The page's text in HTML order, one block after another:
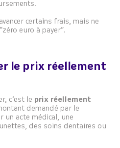
certains frais, mais ne
euro à payer”.
le prix réellement
c’est le prix réellement
demandé par le
un acte médical, une
des soins dentaires ou